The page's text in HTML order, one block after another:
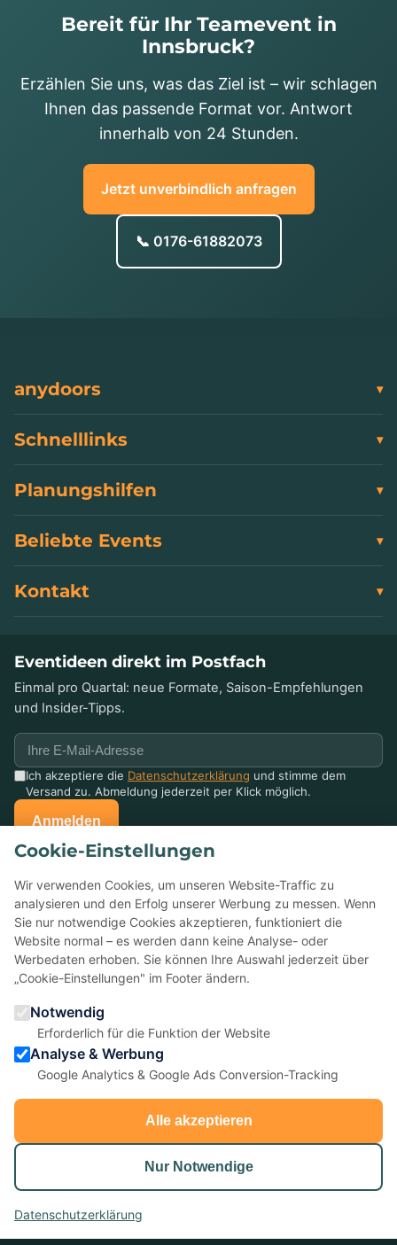
Bereit für Ihr Teamevent in
Innsbruck?
Erzählen Sie uns, was das Ziel ist – wir schlagen
Ihnen das passende Format vor. Antwort
innerhalb von 24 Stunden.
Jetzt unverbindlich anfragen
📞 0176-61882073
anydoors
Schnelllinks
Planungshilfen
Beliebte Events
Kontakt
Eventideen direkt im Postfach
Einmal pro Quartal: neue Formate, Saison-Empfehlungen
und Insider-Tipps.
Ich akzeptiere die Datenschutzerklärung und stimme dem
Versand zu. Abmeldung jederzeit per Klick möglich.
Anmelden
Erzählen Sie anderen davon — Ihre Bewertung auf Google
hilft kleinen Eventagenturen enorm.
★Bei Google bewerten
5,0 ★ ★ ★ ★ ★
anydoors ist ein Teambuilding-Anbieter aus Laatzen bei
© 2026 anydoors - Alle Rechte vorbehalten |AGB|Impressum|
Datenschutz
Cookie-Einstellungen
Wir verwenden Cookies, um unseren Website-Traffic zu
analysieren und den Erfolg unserer Werbung zu messen. Wenn
Sie nur notwendige Cookies akzeptieren, funktioniert die
Website normal – es werden dann keine Analyse- oder
Werbedaten erhoben. Sie können Ihre Auswahl jederzeit über
„Cookie-Einstellungen" im Footer ändern.
Notwendig
Erforderlich für die Funktion der Website
Analyse & Werbung
Google Analytics & Google Ads Conversion-Tracking
Alle akzeptieren
Nur Notwendige
Datenschutzerklärung